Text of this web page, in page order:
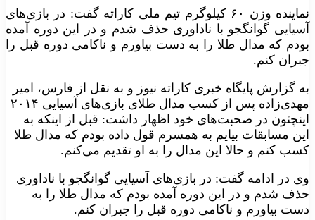
نماینده وزن ۶۰ کیلوگرم تیم ملی کاراته گفت: در بازی‌های
آسیایی گوانگجو با ناداوری حذف شدم و در این دوره آمده
بودم که مدال طلا را به دست بیاورم و ناکامی دوره قبل را
جبران کنم.
به گزارش پایگاه خبری کاراته نیوز و به نقل از فارس، امیر
مهدی‌زاده پس از کسب مدال طلای بازی‌های آسیایی ۲۰۱۴
اینچئون در صحبت‌های خود اظهار داشت: قبل از اینکه به
این مسابقات بیایم به همسرم قول داده بودم که مدال طلا
کسب کنم و حالا این مدال را به او تقدیم می‌کنم.
وی در ادامه گفت:‌ در بازی‌های آسیایی گوانگجو با ناداوری
حذف شدم و در این دوره آمده بودم که مدال طلا را به
دست بیاورم و ناکامی دوره قبل را جبران کنم.